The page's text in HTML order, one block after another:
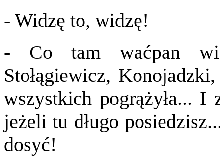
- Widzę to, widzę!
- Co tam waćpan
Stołągiewicz,
wszystkich pogrążyła... I
jeżeli tu długo
dosyć!